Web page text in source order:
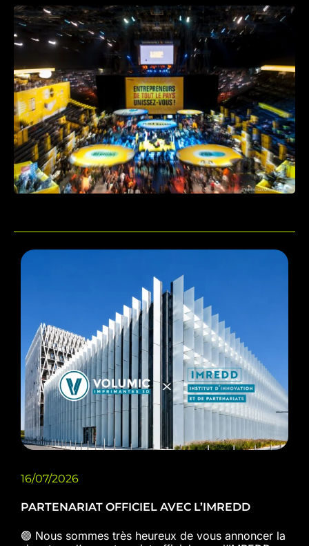
16/07/2026
PARTENARIAT OFFICIEL AVEC L’IMREDD
🟢 Nous sommes très heureux de vous annoncer la